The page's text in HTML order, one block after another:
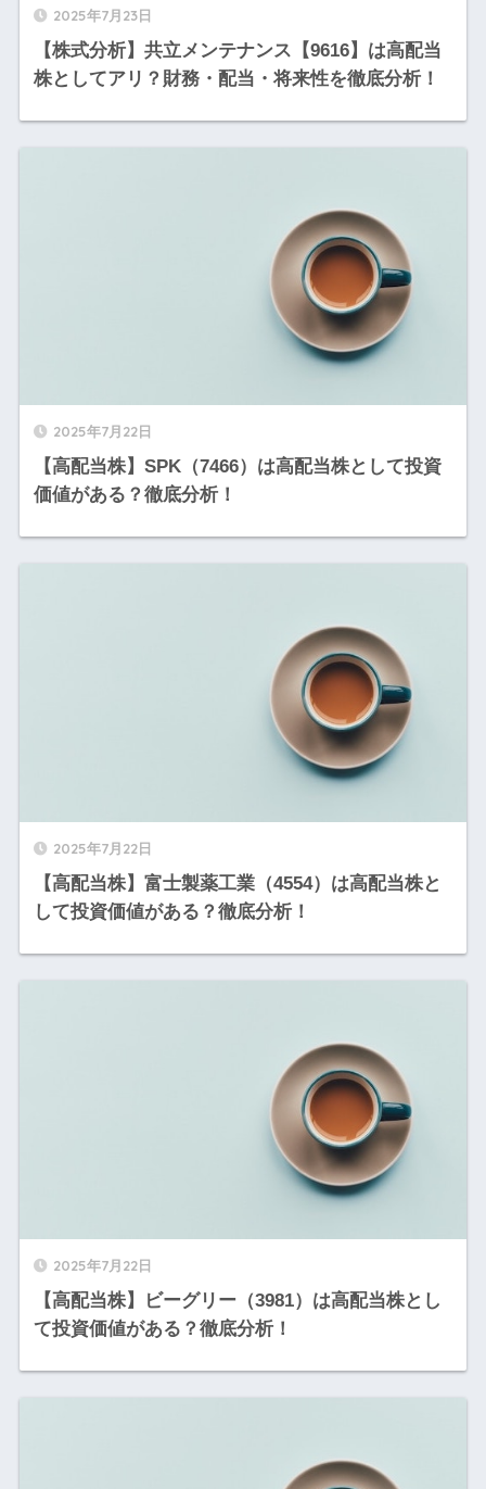
2025年7月23日
【株式分析】共立メンテナンス【9616】は高配当
株としてアリ？財務・配当・将来性を徹底分析！
2025年7月22日
【高配当株】SPK（7466）は高配当株として投資
価値がある？徹底分析！
2025年7月22日
【高配当株】富士製薬工業（4554）は高配当株と
して投資価値がある？徹底分析！
2025年7月22日
【高配当株】ビーグリー（3981）は高配当株とし
て投資価値がある？徹底分析！